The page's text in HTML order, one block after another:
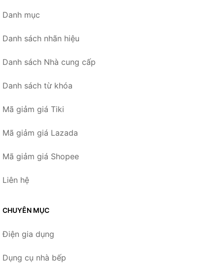
Danh mục
Danh sách nhãn hiệu
Danh sách Nhà cung cấp
Danh sách từ khóa
Mã giảm giá Tiki
Mã giảm giá Lazada
Mã giảm giá Shopee
Liên hệ
CHUYÊN MỤC
Điện gia dụng
Dụng cụ nhà bếp